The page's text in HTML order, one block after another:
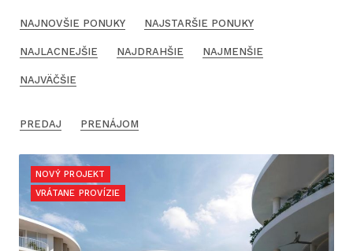
NAJNOVŠIE PONUKY NAJSTARŠIE PONUKY
NAJLACNEJŠIE NAJDRAHŠIE NAJMENŠIE
NAJVÄČŠIE
PREDAJ PRENÁJOM
NOVÝ PROJEKT
VRÁTANE PROVÍZIE